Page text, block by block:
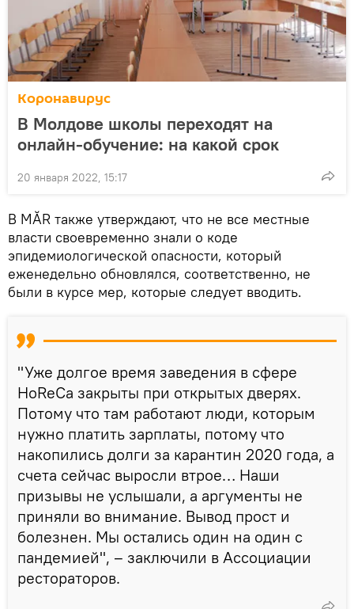
Коронавирус
В Молдове школы переходят на
онлайн-обучение: на какой срок
20 января 2022, 15:17
В MĂR также утверждают, что не все местные
власти своевременно знали о коде
эпидемиологической опасности, который
еженедельно обновлялся, соответственно, не
были в курсе мер, которые следует вводить.
"Уже долгое время заведения в сфере
HoReCa закрыты при открытых дверях.
Потому что там работают люди, которым
нужно платить зарплаты, потому что
накопились долги за карантин 2020 года, а
счета сейчас выросли втрое… Наши
призывы не услышали, а аргументы не
приняли во внимание. Вывод прост и
болезнен. Мы остались один на один с
пандемией", – заключили в Ассоциации
рестораторов.